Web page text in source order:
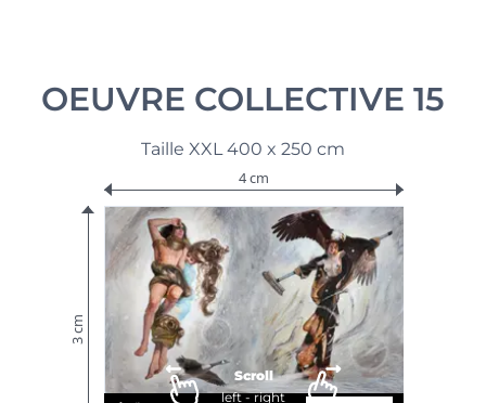
OEUVRE COLLECTIVE 15
Taille XXL 400 x 250 cm
3 cm
4 cm
Scroll
left - right